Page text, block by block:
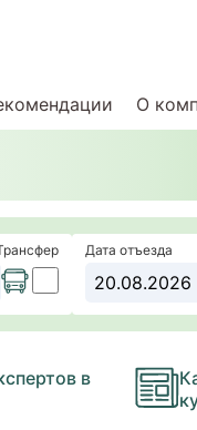
О
Дата отъезда
в